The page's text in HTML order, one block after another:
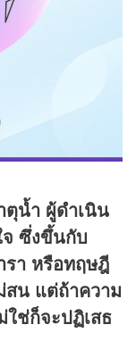
ตุน้ำ ผู้ดำเนิน
จ ซึ่งขึ้นกับ
รา หรือทฤษฎี
สน แต่ถ้าความ
ช่ก็จะปฏิเสธ